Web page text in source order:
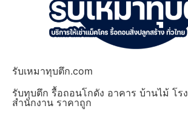
รับเหมาทุบตึก.com
รับทุบตึก รื้อถอนโกดัง อาคาร บ้านไม้ โร
สำนักงาน ราคาถูก